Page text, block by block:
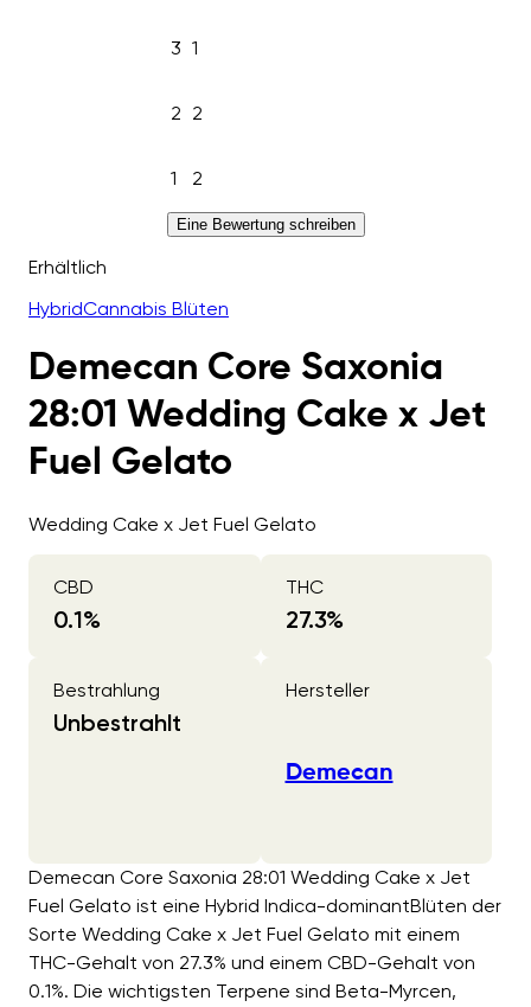
3 1
2 2
1 2
Eine Bewertung schreiben
Erhältlich
HybridCannabis Blüten
Demecan Core Saxonia
28:01 Wedding Cake x Jet
Fuel Gelato
Wedding Cake x Jet Fuel Gelato
CBD
0.1%
THC
27.3%
Bestrahlung
Unbestrahlt
Hersteller
Demecan
Demecan Core Saxonia 28:01 Wedding Cake x Jet
Fuel Gelato ist eine Hybrid Indica-dominantBlüten der
Sorte Wedding Cake x Jet Fuel Gelato mit einem
THC-Gehalt von 27.3% und einem CBD-Gehalt von
0.1%. Die wichtigsten Terpene sind Beta-Myrcen,